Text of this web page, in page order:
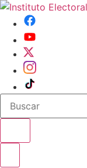
Buscar en el sitio